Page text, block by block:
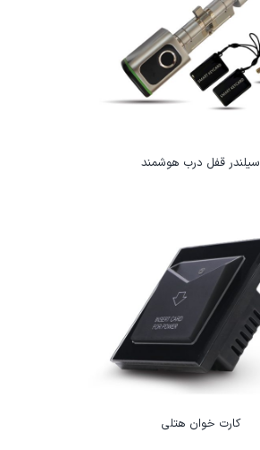
سیلندر قفل درب هوشمند
کارت خوان هتلی